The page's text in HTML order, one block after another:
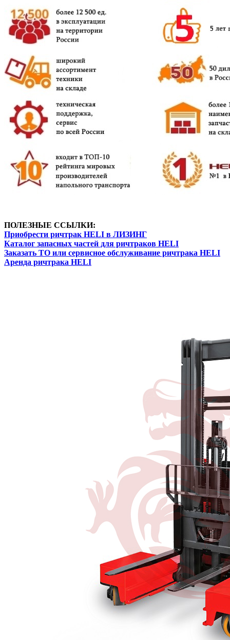
ПОЛЕЗНЫЕ ССЫЛКИ:
Приобрести ричтрак HELI в ЛИЗИНГ
Каталог запасных частей для ричтраков HELI
Заказать ТО или сервисное обслуживание ричтрака HELI
Аренда ричтрака HELI